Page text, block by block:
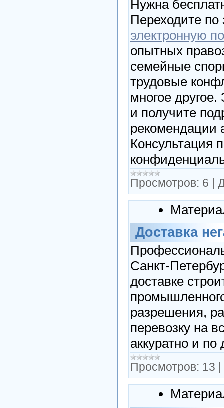
Нужна
Переходите по
электронную
опытных
семейные
трудовые
многое
и получите
рекомендации
Консультация
Просмотров: 6 |
Доставка
Санкт-
доставке
разрешения,
перевозку на
аккуратно и
Просмотров: 13 |